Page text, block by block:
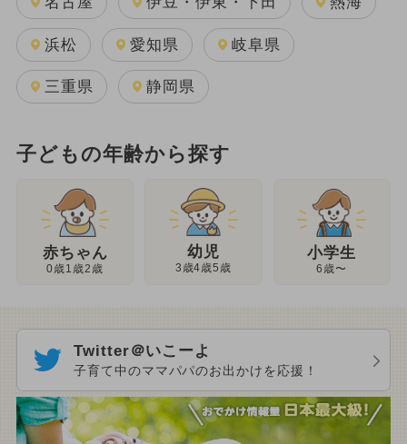
浜松 愛知県 岐阜県
三重県 静岡県
子どもの年齢から探す
赤ちゃん
0歳1歳2歳
幼児
3歳4歳5歳
小学生
6歳〜
Twitter＠いこーよ
子育て中のママパパのお出かけを応援！